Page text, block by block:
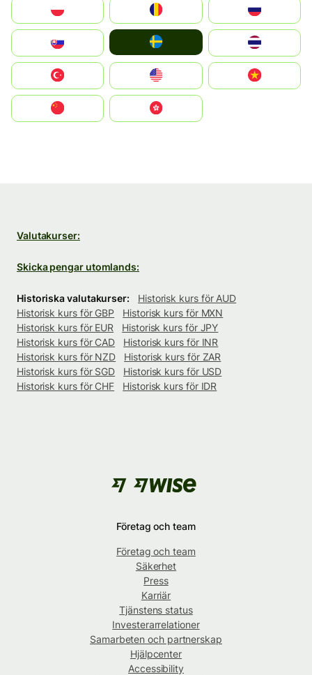
United States
中國香港特別行政區
Valutakurser:
Skicka pengar utomlands:
Historiska valutakurser:
Historisk kurs för AUD
Historisk kurs för GBP
Historisk kurs för MXN
Historisk kurs för EUR
Historisk kurs för JPY
Historisk kurs för CAD
Historisk kurs för INR
Historisk kurs för NZD
Historisk kurs för ZAR
Historisk kurs för SGD
Historisk kurs för USD
Historisk kurs för CHF
Historisk kurs för IDR
Företag och team
Företag och team
Säkerhet
Press
Karriär
Tjänstens status
Investerarrelationer
Samarbeten och partnerskap
Hjälpcenter
Accessibility